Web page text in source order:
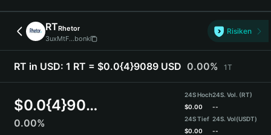
Deutsch
简体中文
繁體中文
Português (Portugal)
Bahasa Indonesia
ภาษาไทย
Español
RTRhetor
3uxMtF...bonk
Risiken
RT in USD: 1 RT = $0.0{4}9089 USD 0.00% 1T
$0.0{4}9089
0.00%
24S Hoch
$0.00
24S Tief
$0.00
24S. Vol. (RT)
--
24S. Vol(USDT)
--